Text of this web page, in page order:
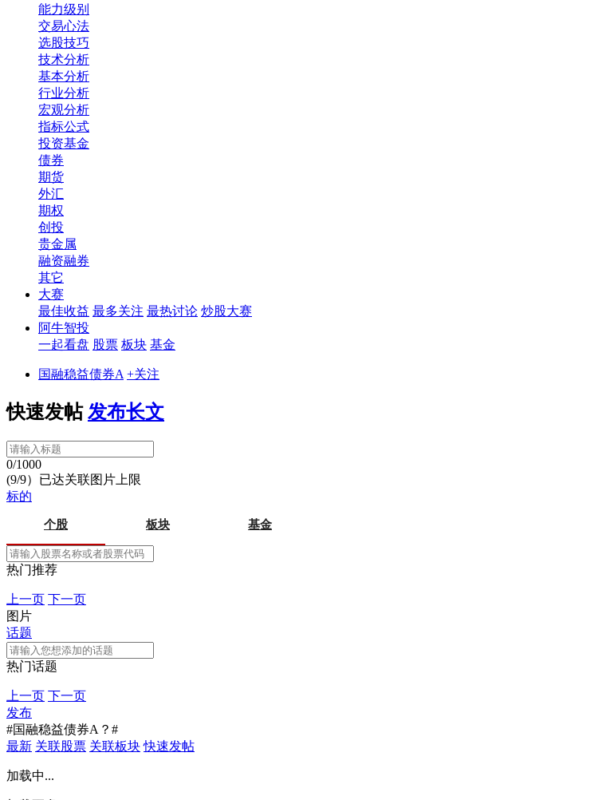
能力级别
交易心法
选股技巧
技术分析
基本分析
行业分析
宏观分析
指标公式
投资基金
债券
期货
外汇
期权
创投
贵金属
融资融券
其它
大赛
最佳收益 最多关注 最热讨论 炒股大赛
阿牛智投
一起看盘 股票 板块 基金
国融稳益债券A +关注
快速发帖 发布长文
0/1000
(9/9）已达关联图片上限
标的
个股 板块 基金
热门推荐
上一页 下一页
图片
话题
热门话题
上一页 下一页
发布
#国融稳益债券A？#
最新 关联股票 关联板块 快速发帖
加载中...